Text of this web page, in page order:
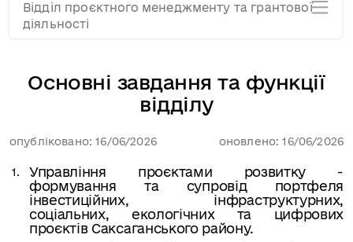
Основні завдання та функції
відділу
опубліковано: 16/06/2026 оновлено: 16/06/2026
Управління проєктами розвитку -
формування та супровід портфеля
інвестиційних, інфраструктурних,
соціальних, екологічних та цифрових
проєктів Саксаганського району.
Відділ проєктного менеджменту та грантової
діяльності
Мапа розділу